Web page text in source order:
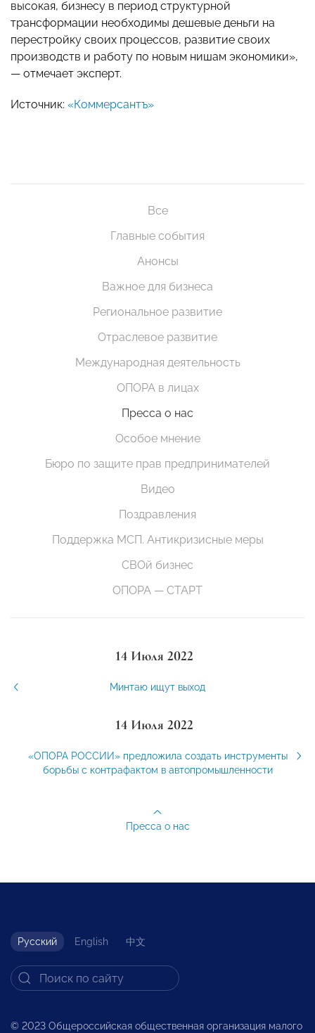
высокая, бизнесу в период структурной
трансформации необходимы дешевые деньги на
перестройку своих процессов, развитие своих
производств и работу по новым нишам экономики»,
— отмечает эксперт.
Источник: «Коммерсантъ»
Все
Главные события
Анонсы
Важное для бизнеса
Региональное развитие
Отраслевое развитие
Международная деятельность
ОПОРА в лицах
Пресса о нас
Особое мнение
Бюро по защите прав предпринимателей
Видео
Поздравления
Поддержка МСП. Антикризисные меры
СВОй бизнес
ОПОРА — СТАРТ
14 Июля 2022
Минтаю ищут выход
14 Июля 2022
«ОПОРА РОССИИ» предложила создать инструменты
борьбы с контрафактом в автопромышленности
Пресса о нас
Русский English 中文
© 2023 Общероссийская общественная организация малого